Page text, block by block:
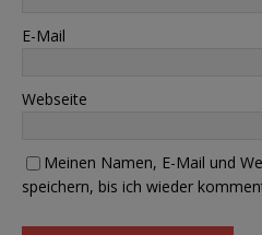
E-Mail
Webseite
Meinen Namen, E-Mail und
speichern, bis ich wieder